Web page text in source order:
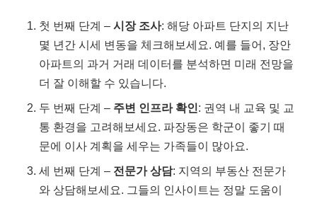
첫 번째 단계 – 시장 조사: 해당 아파트 단지의 지난
몇 년간 시세 변동을 체크해보세요. 예를 들어, 장안
아파트의 과거 거래 데이터를 분석하면 미래 전망을
더 잘 이해할 수 있습니다.
두 번째 단계 – 주변 인프라 확인: 권역 내 교육 및 교
통 환경을 고려해보세요. 파장동은 학군이 좋기 때
문에 이사 계획을 세우는 가족들이 많아요.
세 번째 단계 – 전문가 상담: 지역의 부동산 전문가
와 상담해보세요. 그들의 인사이트는 정말 도움이